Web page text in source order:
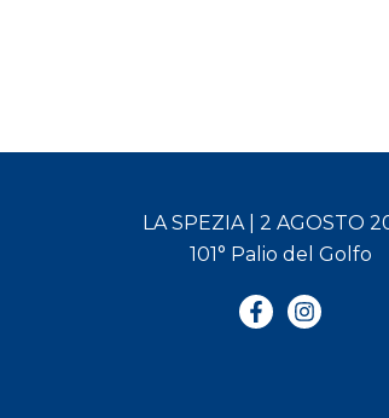
LA SPEZIA | 2 AGOSTO
101° Palio del Golfo